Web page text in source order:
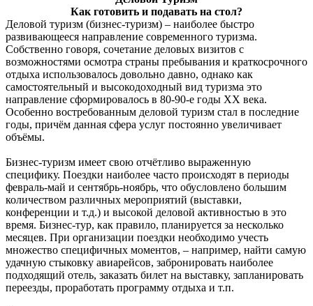
Как готовить и подавать на стол?
Деловой туризм (бизнес-туризм) – наиболее быстро
развивающееся направление современного туризма.
Собственно говоря, сочетание деловых визитов с
возможностями осмотра страны пребывания и краткосрочного
отдыха использовалось довольно давно, однако как
самостоятельный и высокодоходный вид туризма это
направление сформировалось в 80-90-е годы XX века.
Особенно востребованным деловой туризм стал в последние
годы, причём данная сфера услуг постоянно увеличивает
объёмы.
Бизнес-туризм имеет свою отчётливо выраженную
специфику. Поездки наиболее часто происходят в периоды
февраль-май и сентябрь-ноябрь, что обусловлено большим
количеством различных мероприятий (выставки,
конференции и т.д.) и высокой деловой активностью в это
время. Бизнес-тур, как правило, планируется за несколько
месяцев. При организации поездки необходимо учесть
множество специфичных моментов, – например, найти самую
удачную стыковку авиарейсов, забронировать наиболее
подходящий отель, заказать билет на выставку, запланировать
переезды, проработать программу отдыха и т.п.